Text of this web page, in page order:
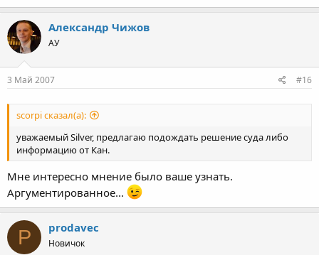
Александр Чижов
АУ
3 Май 2007 #16
scorpi сказал(а):
уважаемый Silver, предлагаю подождать решение суда либо
информацию от Кан.
Мне интересно мнение было ваше узнать.
Аргументированное...
P prodavec
Новичок